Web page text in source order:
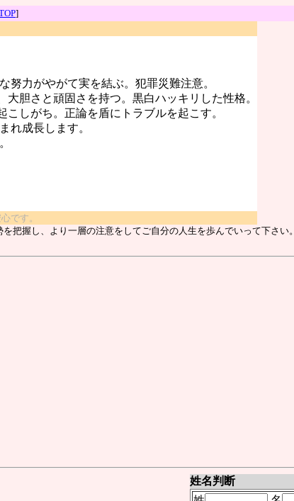
]
努力がやがて実を結ぶ。犯罪災難注意。
胆さと頑固さを持つ。黒白ハッキリした性格。
しがち。正論を盾にトラブルを起こす。
れ成長します。
です。
把握し、より一層の注意をしてご自分の人生を歩んでいって下さい。
姓名判断